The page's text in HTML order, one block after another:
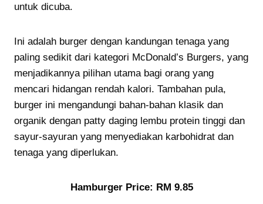
untuk dicuba.
Ini adalah burger dengan kandungan tenaga yang
paling sedikit dari kategori McDonald’s Burgers, yang
menjadikannya pilihan utama bagi orang yang
mencari hidangan rendah kalori. Tambahan pula,
burger ini mengandungi bahan-bahan klasik dan
organik dengan patty daging lembu protein tinggi dan
sayur-sayuran yang menyediakan karbohidrat dan
tenaga yang diperlukan.
Hamburger Price: RM 9.85